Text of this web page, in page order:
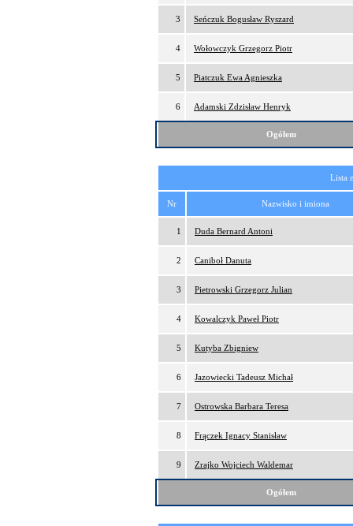
3 Seńczuk Bogusław Ryszard
4 Wołowczyk Grzegorz Piotr
5 Piatczuk Ewa Agnieszka
6 Adamski Zdzisław Henryk
Ogółem
Lista
Nr Nazwisko i imiona
1 Duda Bernard Antoni
2 Caniboł Danuta
3 Pietrowski Grzegorz Julian
4 Kowalczyk Paweł Piotr
5 Kutyba Zbigniew
6 Jazowiecki Tadeusz Michał
7 Ostrowska Barbara Teresa
8 Frączek Ignacy Stanisław
9 Zrajko Wojciech Waldemar
Ogółem